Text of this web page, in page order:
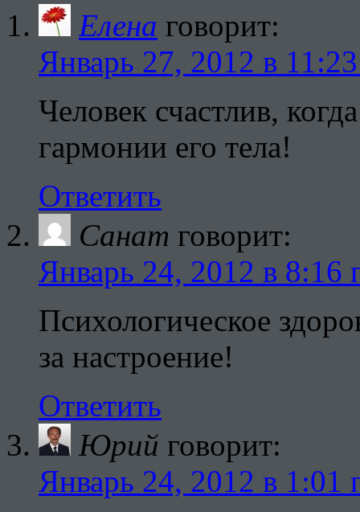
Елена говорит:
Январь 27, 2012 в
Человек счастлив,
гармонии его тела!
Ответить
Санат говорит:
Январь 24, 2012 в 8:16
Психологическое
за настроение!
Ответить
Юрий говорит:
Январь 24, 2012 в 1:01